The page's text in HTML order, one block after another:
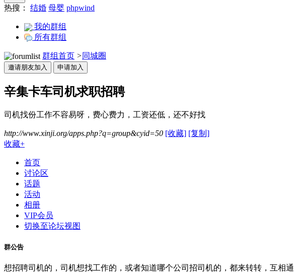
热搜： 结婚 母婴 phpwind
我的群组
所有群组
群组首页 >同城圈
邀请朋友加入 申请加入
辛集卡车司机求职招聘
司机找份工作不容易呀，费心费力，工资还低，还不好找
http://www.xinji.org/apps.php?q=group&cyid=50 [收藏] [复制]
收藏+
首页
讨论区
话题
活动
相册
VIP会员
切换至论坛视图
群公告
想招聘司机的，司机想找工作的，或者知道哪个公司招司机的，都来转转，互相